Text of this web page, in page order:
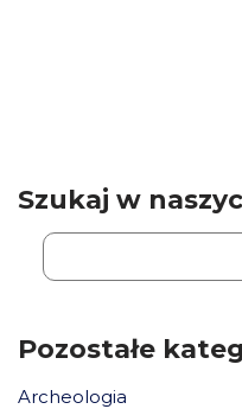
Szukaj w
Pozostałe
Archeologia